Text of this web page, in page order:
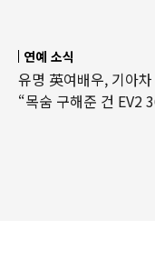
연예 소식
유명 英여배우, 기아
“목숨 구해준 건 EV2